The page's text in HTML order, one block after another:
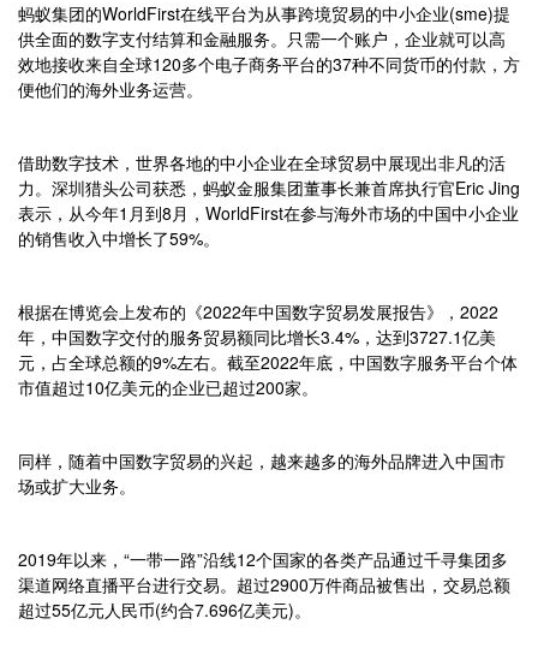
蚂蚁集团的WorldFirst在线平台为从事跨境贸易的中小企业(sme)提
供全面的数字支付结算和金融服务。只需一个账户，企业就可以高
效地接收来自全球120多个电子商务平台的37种不同货币的付款，方
便他们的海外业务运营。
借助数字技术，世界各地的中小企业在全球贸易中展现出非凡的活
力。深圳猎头公司获悉，蚂蚁金服集团董事长兼首席执行官Eric Jing
表示，从今年1月到8月，WorldFirst在参与海外市场的中国中小企业
的销售收入中增长了59%。
根据在博览会上发布的《2022年中国数字贸易发展报告》，2022
年，中国数字交付的服务贸易额同比增长3.4%，达到3727.1亿美
元，占全球总额的9%左右。截至2022年底，中国数字服务平台个体
市值超过10亿美元的企业已超过200家。
同样，随着中国数字贸易的兴起，越来越多的海外品牌进入中国市
场或扩大业务。
2019年以来，“一带一路”沿线12个国家的各类产品通过千寻集团多
渠道网络直播平台进行交易。超过2900万件商品被售出，交易总额
超过55亿元人民币(约合7.696亿美元)。